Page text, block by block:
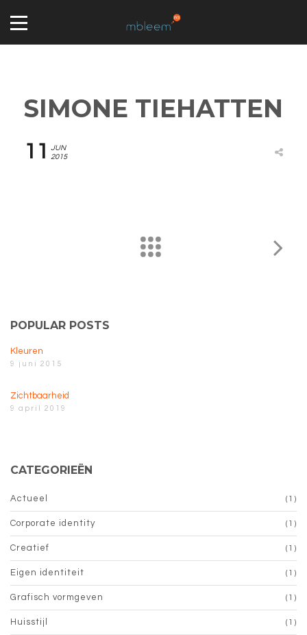
SIMONE TIEHATTEN
11
JUN
2015
POPULAR POSTS
Kleuren
9 juni 2015
Zichtbaarheid
9 april 2019
CATEGORIEËN
Actueel (1)
Corporate identity (1)
Creatief (1)
Eigen identiteit (1)
Grafisch vormgeven (1)
Huisstijl (1)